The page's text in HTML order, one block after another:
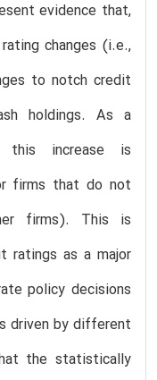
evidence that,
changes (i.e.,
to notch credit
holdings. As a
this increase is
firms that do not
firms). This is
ratings as a major
policy decisions
driven by different
the statistically